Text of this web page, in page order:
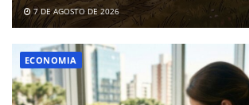
7 DE AGOSTO DE 2026
ECONOMIA